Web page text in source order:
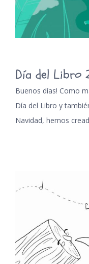
Día del Libro
Buenos días! Como
Día del Libro y
Navidad, hemos